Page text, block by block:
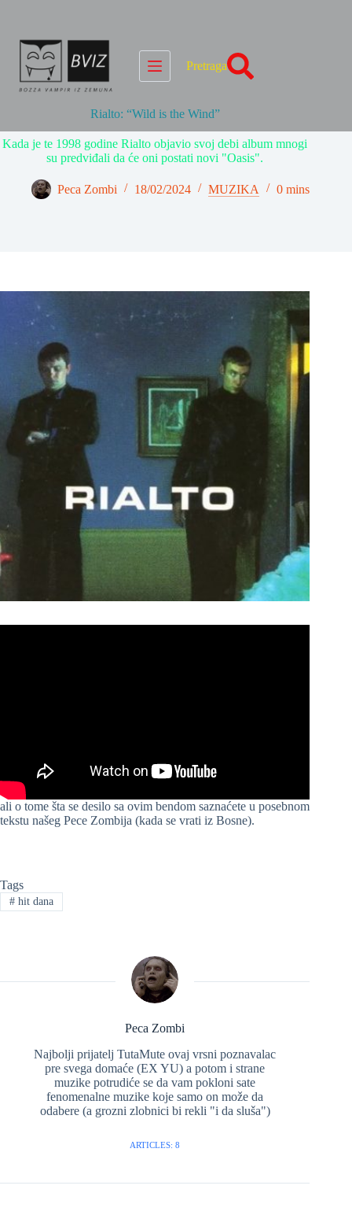
Pretraga
Rialto: “Wild is the Wind”
Kada je te 1998 godine Rialto objavio svoj debi album mnogi
su predviđali da će oni postati novi "Oasis".
Peca Zombi 18/02/2024 MUZIKA 0 mins
ali o tome šta se desilo sa ovim bendom saznaćete u posebnom
tekstu našeg Pece Zombija (kada se vrati iz Bosne).
Tags
#hit dana
Peca Zombi
Najbolji prijatelj TutaMute ovaj vrsni poznavalac
pre svega domaće (EX YU) a potom i strane
muzike potrudiće se da vam pokloni sate
fenomenalne muzike koje samo on može da
odabere (a grozni zlobnici bi rekli "i da sluša")
ARTICLES: 8